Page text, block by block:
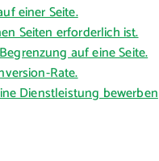
einer Seite.
Seiten erforderlich ist.
auf eine Seite.
Rate.
Dienstleistung bewerben